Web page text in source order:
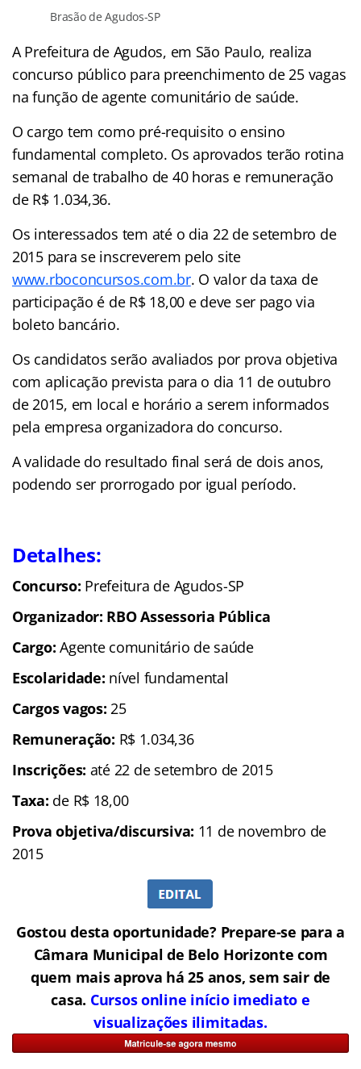
Brasão de Agudos-SP
A Prefeitura de Agudos, em São Paulo, realiza
concurso público para preenchimento de 25 vagas
na função de agente comunitário de saúde.
O cargo tem como pré-requisito o ensino
fundamental completo. Os aprovados terão rotina
semanal de trabalho de 40 horas e remuneração
de R$ 1.034,36.
Os interessados tem até o dia 22 de setembro de
2015 para se inscreverem pelo site
www.rboconcursos.com.br. O valor da taxa de
participação é de R$ 18,00 e deve ser pago via
boleto bancário.
Os candidatos serão avaliados por prova objetiva
com aplicação prevista para o dia 11 de outubro
de 2015, em local e horário a serem informados
pela empresa organizadora do concurso.
A validade do resultado final será de dois anos,
podendo ser prorrogado por igual período.
Detalhes:
Concurso: Prefeitura de Agudos-SP
Organizador: RBO Assessoria Pública
Cargo: Agente comunitário de saúde
Escolaridade: nível fundamental
Cargos vagos: 25
Remuneração: R$ 1.034,36
Inscrições: até 22 de setembro de 2015
Taxa: de R$ 18,00
Prova objetiva/discursiva: 11 de novembro de
2015
Gostou desta oportunidade? Prepare-se para a
Câmara Municipal de Belo Horizonte com
quem mais aprova há 25 anos, sem sair de
casa. Cursos online início imediato e
visualizações ilimitadas.